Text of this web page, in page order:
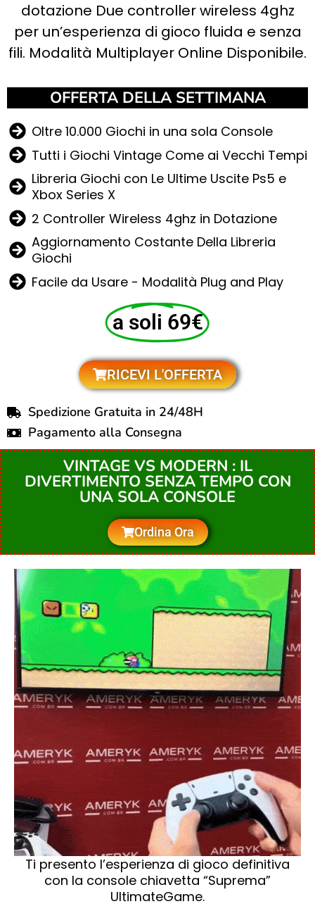
dotazione Due controller wireless 4ghz
per un’esperienza di gioco fluida e senza
fili. Modalità Multiplayer Online Disponibile.
OFFERTA DELLA SETTIMANA
Oltre 10.000 Giochi in una sola Console
Tutti i Giochi Vintage Come ai Vecchi Tempi
Libreria Giochi con Le Ultime Uscite Ps5 e
Xbox Series X
2 Controller Wireless 4ghz in Dotazione
Aggiornamento Costante Della Libreria
Giochi
Facile da Usare - Modalità Plug and Play
a soli 69€
RICEVI L'OFFERTA
Spedizione Gratuita in 24/48H
Pagamento alla Consegna
VINTAGE VS MODERN : IL
DIVERTIMENTO SENZA TEMPO CON
UNA SOLA CONSOLE
Ordina Ora
Ti presento l’esperienza di gioco definitiva
con la console chiavetta “Suprema”
UltimateGame.